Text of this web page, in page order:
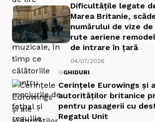
Dificultățile legate
Marea Britanie,
numărului de vize
rute aeriene
de intrare în țară
04/07/2026
GHIDURI
Cerințele Eurowings și
autorităților britanice
pentru pasagerii cu
Regatul Unit